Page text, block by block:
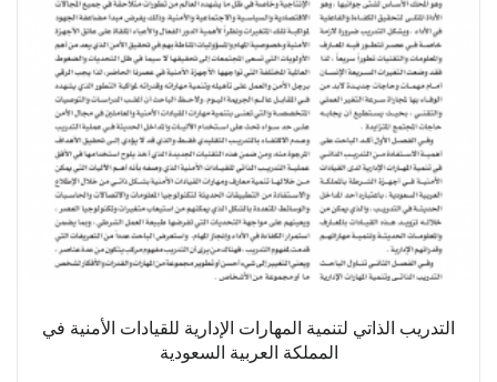
التدريب الذاتي لتنمية المهارات الإدارية للقيادات الأمنية في
المملكة العربية السعودية